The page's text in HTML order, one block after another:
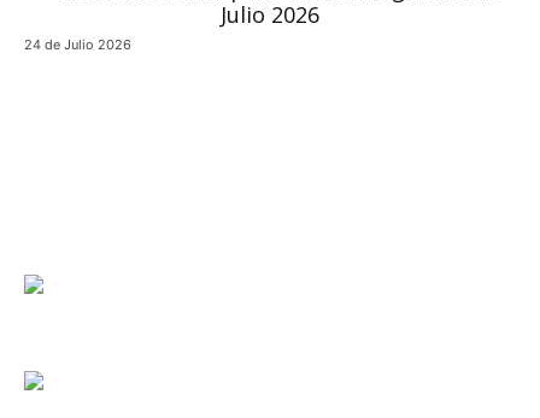
24 de Julio 2026